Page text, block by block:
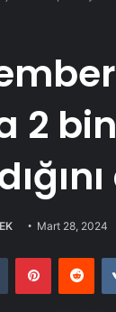
2
Mart 28, 2024
Tumblr Pinterest